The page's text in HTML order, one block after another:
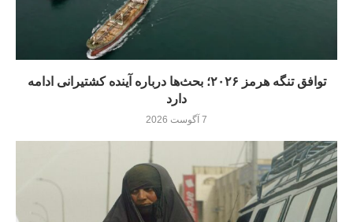
توافق تنگه هرمز ۲۰۲۶؛ بحث‌ها درباره آینده کشتیرانی ادامه
دارد
7 آگوست 2026